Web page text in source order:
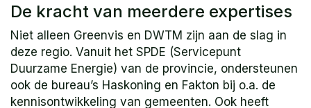
De kracht van meerdere expertises
Niet alleen Greenvis en DWTM zijn aan de slag in
deze regio. Vanuit het SPDE (Servicepunt
Duurzame Energie) van de provincie, ondersteunen
ook de bureau’s Haskoning en Fakton bij o.a. de
kennisontwikkeling van gemeenten. Ook heeft